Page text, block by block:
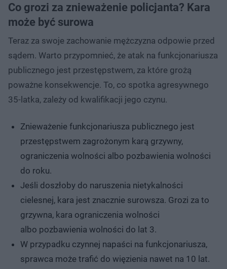
Co grozi za znieważenie policjanta? Kara
może być surowa
Teraz za swoje zachowanie mężczyzna odpowie przed
sądem. Warto przypomnieć, że atak na funkcjonariusza
publicznego jest przestępstwem, za które grożą
poważne konsekwencje. To, co spotka agresywnego
35-latka, zależy od kwalifikacji jego czynu.
Znieważenie funkcjonariusza publicznego jest
przestępstwem zagrożonym karą grzywny,
ograniczenia wolności albo pozbawienia wolności
do roku.
Jeśli doszłoby do naruszenia nietykalności
cielesnej, kara jest znacznie surowsza. Grozi za to
grzywna, kara ograniczenia wolności
albo pozbawienia wolności do lat 3.
W przypadku czynnej napaści na funkcjonariusza,
sprawca może trafić do więzienia nawet na 10 lat.